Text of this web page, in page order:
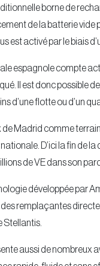
borne de
de la batterie vide
est activé par le biais
espagnole compte
Il est donc possible
d’une flotte ou d’un
de Madrid comme
nationale. D’ici la fin de
de VE dans son
développée par
remplaçantes
Stellantis.
aussi de nombreux